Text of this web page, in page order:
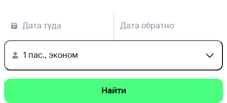
Дата туда Дата обратно
1 пас., эконом
Найти